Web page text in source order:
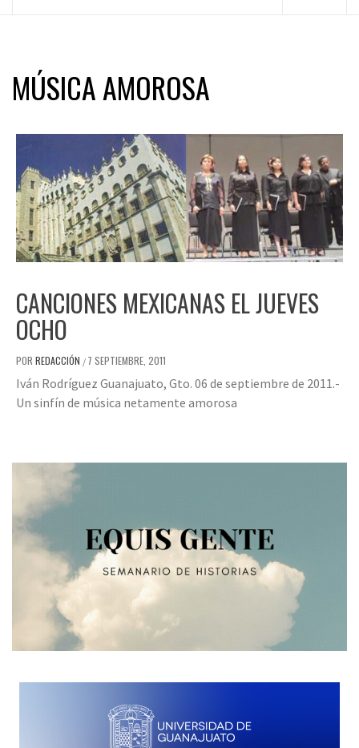
MÚSICA AMOROSA
CANCIONES MEXICANAS EL JUEVES
OCHO
POR REDACCIÓN / 7 SEPTIEMBRE, 2011
Iván Rodríguez Guanajuato, Gto. 06 de septiembre de 2011.-
Un sinfín de música netamente amorosa